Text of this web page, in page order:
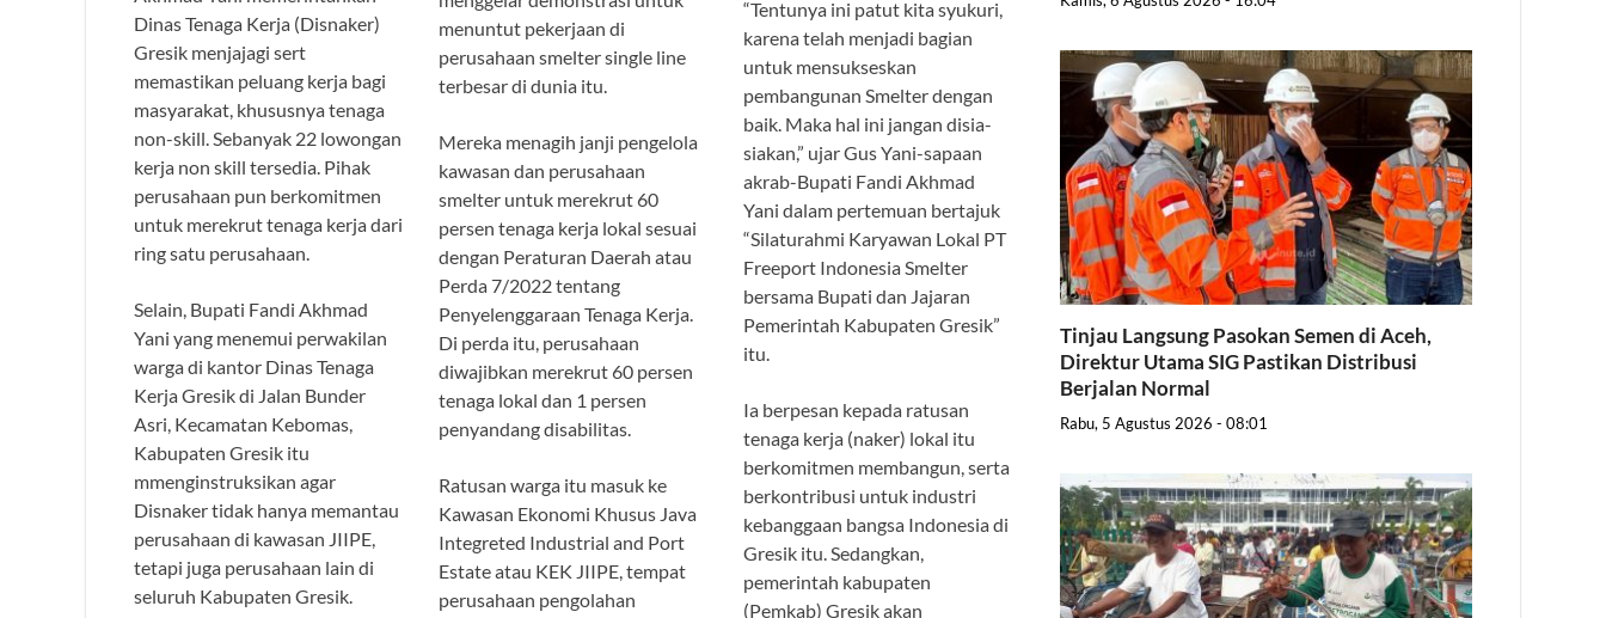
Dinas Tenaga Kerja (Disnaker)
Gresik menjajagi sert
memastikan peluang kerja bagi
masyarakat, khususnya tenaga
non-skill. Sebanyak 22 lowongan
kerja non skill tersedia. Pihak
perusahaan pun berkomitmen
untuk merekrut tenaga kerja dari
ring satu perusahaan.
Selain, Bupati Fandi Akhmad
Yani yang menemui perwakilan
warga di kantor Dinas Tenaga
Kerja Gresik di Jalan Bunder
Asri, Kecamatan Kebomas,
Kabupaten Gresik itu
mmenginstruksikan agar
Disnaker tidak hanya memantau
perusahaan di kawasan JIIPE,
tetapi juga perusahaan lain di
seluruh Kabupaten Gresik.
menuntut pekerjaan di
perusahaan smelter single line
terbesar di dunia itu.
Mereka menagih janji pengelola
kawasan dan perusahaan
smelter untuk merekrut 60
persen tenaga kerja lokal sesuai
dengan Peraturan Daerah atau
Perda 7/2022 tentang
Penyelenggaraan Tenaga Kerja.
Di perda itu, perusahaan
diwajibkan merekrut 60 persen
tenaga lokal dan 1 persen
penyandang disabilitas.
Ratusan warga itu masuk ke
Kawasan Ekonomi Khusus Java
Integreted Industrial and Port
Estate atau KEK JIIPE, tempat
perusahaan pengolahan
“Tentunya ini patut kita syukuri,
karena telah menjadi bagian
untuk mensukseskan
pembangunan Smelter dengan
baik. Maka hal ini jangan disia-
siakan,” ujar Gus Yani-sapaan
akrab-Bupati Fandi Akhmad
Yani dalam pertemuan bertajuk
“Silaturahmi Karyawan Lokal PT
Freeport Indonesia Smelter
bersama Bupati dan Jajaran
Pemerintah Kabupaten Gresik”
itu.
Ia berpesan kepada ratusan
tenaga kerja (naker) lokal itu
berkomitmen membangun, serta
berkontribusi untuk industri
kebanggaan bangsa Indonesia di
Gresik itu. Sedangkan,
pemerintah kabupaten
(Pemkab) Gresik akan
Tinjau Langsung Pasokan Semen di Aceh,
Direktur Utama SIG Pastikan Distribusi
Berjalan Normal
Rabu, 5 Agustus 2026 - 08:01